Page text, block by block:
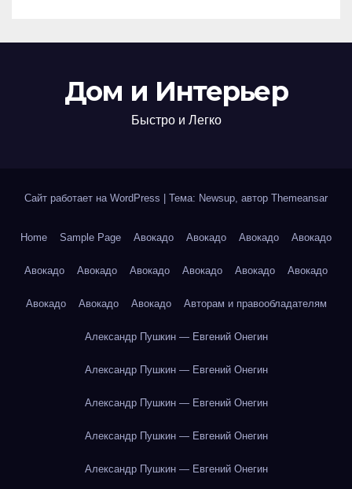
Дом и Интерьер
Быстро и Легко
Сайт работает на WordPress Тема: Newsup, автор Themeansar
Home Sample Page Авокадо Авокадо Авокадо Авокадо
Авокадо Авокадо Авокадо Авокадо Авокадо Авокадо
Авокадо Авокадо Авокадо Авторам и правообладателям
Александр Пушкин — Евгений Онегин
Александр Пушкин — Евгений Онегин
Александр Пушкин — Евгений Онегин
Александр Пушкин — Евгений Онегин
Александр Пушкин — Евгений Онегин